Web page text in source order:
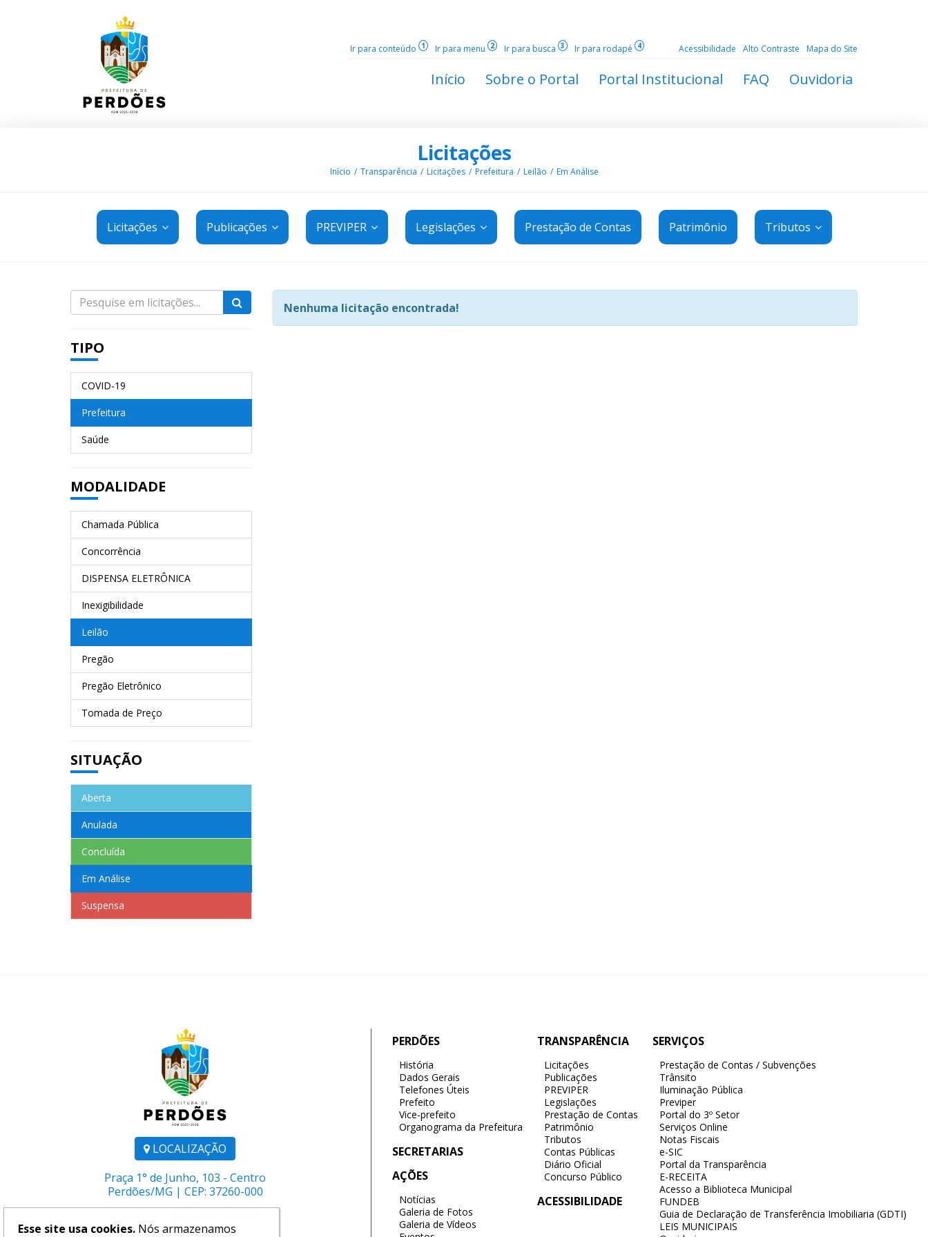
Ir para conteúdo 1 Ir para menu 2 Ir para busca 3 Ir para rodapé 4 Acessibilidade Alto Contraste Mapa do Site
Início Sobre o Portal Portal Institucional FAQ Ouvidoria
Licitações
Início Transparência Licitações Prefeitura Leilão Em Análise
Licitações Publicações PREVIPER Legislações Prestação de Contas Patrimônio Tributos
TIPO
COVID-19
Prefeitura
Saúde
MODALIDADE
Chamada Pública
Concorrência
DISPENSA ELETRÔNICA
Inexigibilidade
Leilão
Pregão
Pregão Eletrônico
Tomada de Preço
SITUAÇÃO
Aberta
Anulada
Concluída
Em Análise
Suspensa
Nenhuma licitação encontrada!
LOCALIZAÇÃO
Praça 1° de Junho, 103 - Centro
Perdões/MG | CEP: 37260-000
PERDÕES
História
Dados Gerais
Telefones Úteis
Prefeito
Vice-prefeito
Organograma da Prefeitura
SECRETARIAS
AÇÕES
Notícias
Galeria de Fotos
Galeria de Vídeos
TRANSPARÊNCIA
Licitações
Publicações
PREVIPER
Legislações
Prestação de Contas
Patrimônio
Tributos
Contas Públicas
Diário Oficial
Concurso Público
ACESSIBILIDADE
SERVIÇOS
Prestação de Contas / Subvenções
Trânsito
Iluminação Pública
Previper
Portal do 3º Setor
Serviços Online
Notas Fiscais
e-SIC
Portal da Transparência
E-RECEITA
Acesso a Biblioteca Municipal
FUNDEB
Guia de Declaração de Transferência Imobiliaria (GDTI)
LEIS MUNICIPAIS
Esse site usa cookies. Nós armazenamos